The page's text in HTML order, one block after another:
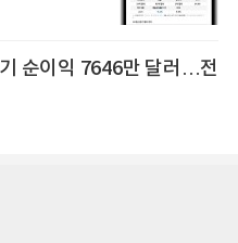
순이익 7646만 달러…전